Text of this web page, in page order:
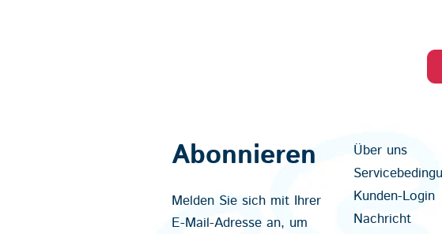
Abonnieren
Melden Sie sich mit Ihrer
E-Mail-Adresse an, um
Über uns
Kunden-Login
Nachricht